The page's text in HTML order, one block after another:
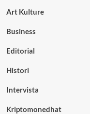
Art Kulture
Business
Editorial
Histori
Intervista
Kriptomonedhat